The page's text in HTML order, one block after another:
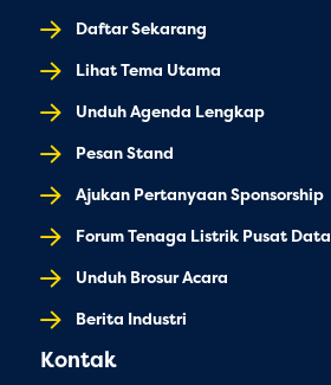
Daftar Sekarang
Lihat Tema Utama
Unduh Agenda Lengkap
Pesan Stand
Ajukan Pertanyaan Sponsorship
Forum Tenaga Listrik Pusat Data
Unduh Brosur Acara
Berita Industri
Kontak